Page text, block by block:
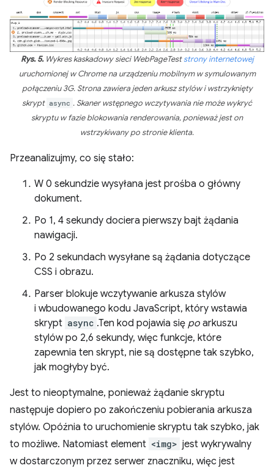
Rys. 5.Wykres kaskadowy sieci WebPageTeststrony internetowej
uruchomionej w Chrome na urządzeniu mobilnym w symulowanym
połączeniu 3G. Strona zawiera jeden arkusz stylów i wstrzyknięty
skrypt async . Skaner wstępnego wczytywania nie może wykryć
skryptu w fazie blokowania renderowania, ponieważ jest on
wstrzykiwany po stronie klienta.
Przeanalizujmy, co się stało:
W 0 sekundzie wysyłana jest prośba o główny
dokument.
Po 1, 4 sekundy dociera pierwszy bajt żądania
nawigacji.
Po 2 sekundach wysyłane są żądania dotyczące
CSS i obrazu.
Parser blokuje wczytywanie arkusza stylów
i wbudowanego kodu JavaScript, który wstawia
skrypt async .Ten kod pojawia się po arkuszu
stylów po 2,6 sekundy, więc funkcje, które
zapewnia ten skrypt, nie są dostępne tak szybko,
jak mogłyby być.
Jest to nieoptymalne, ponieważ żądanie skryptu
następuje dopiero po zakończeniu pobierania arkusza
stylów. Opóźnia to uruchomienie skryptu tak szybko, jak
to możliwe. Natomiast element <img> jest wykrywalny
w dostarczonym przez serwer znaczniku, więc jest